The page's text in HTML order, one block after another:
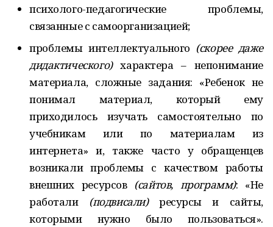
психолого-педагогические проблемы,
связанные с самоорганизацией;
проблемы интеллектуального (скорее даже
дидактического)характера – непонимание
материала, сложные задания: «Ребенок не
понимал материал, который ему
приходилось изучать самостоятельно по
учебникам или по материалам из
интернета» и, также часто у обращенцев
возникали проблемы с качеством работы
внешних ресурсов (сайтов, программ): «Не
работали (подвисали)ресурсы и сайты,
которыми нужно было пользоваться».